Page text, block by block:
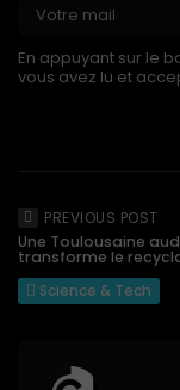
En appuyant sur le
vous avez lu et
PREVIOUS POST
Une Toulousaine
transforme le
Science & Tech